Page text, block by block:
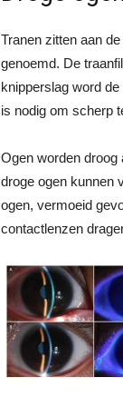
Tranen zitten aan
genoemd. De
knipperslag word
is nodig om scherp
Ogen worden droog
droge ogen kunnen
ogen, vermoeid
contactlenzen